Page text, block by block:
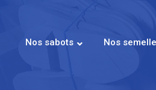
Nos sabots Nos